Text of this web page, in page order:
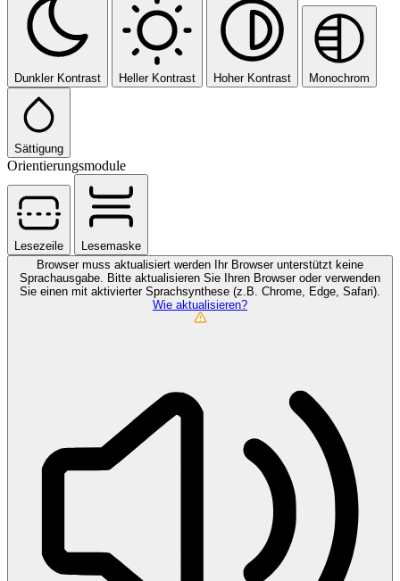
Dunkler Kontrast Heller Kontrast Hoher Kontrast Monochrom
Sättigung
Orientierungsmodule
Lesezeile
Lesemaske
Browser muss aktualisiert werden
Ihr Browser unterstützt keine
Sprachausgabe. Bitte aktualisieren Sie Ihren Browser oder verwenden
Sie einen mit aktivierter Sprachsynthese (z.B. Chrome, Edge, Safari).
Wie aktualisieren?